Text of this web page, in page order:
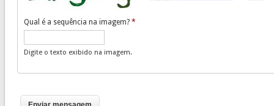
Qual é a sequência na imagem? *
Digite o texto exibido na imagem.